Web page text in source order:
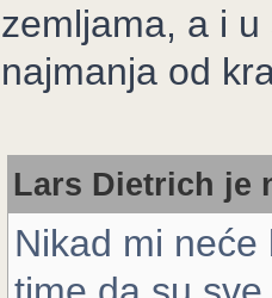
zemljama, a i
najmanja od
Lars Dietrich je
Nikad mi